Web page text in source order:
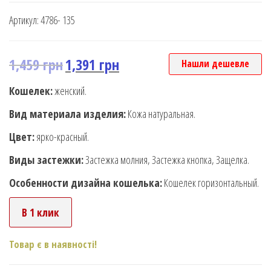
Артикул:4786- 135
1,459грн1,391 грн Нашли дешевле
Кошелек:женский.
Вид материала изделия:Кожа натуральная.
Цвет:ярко-красный.
Виды застежки:Застежка молния, Застежка кнопка, Защелка.
Особенности дизайна кошелька:Кошелек горизонтальный.
В 1 клик
Товар є в наявності!